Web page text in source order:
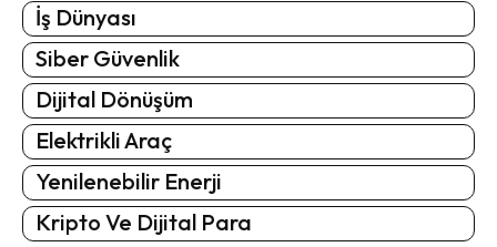
İş Dünyası
Siber Güvenlik
Dijital Dönüşüm
Elektrikli Araç
Yenilenebilir Enerji
Kripto Ve Dijital Para